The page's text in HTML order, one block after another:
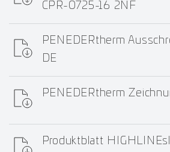
CPR-0725-16 2NF
PENEDERtherm
DE
PENEDERtherm
Produktblatt